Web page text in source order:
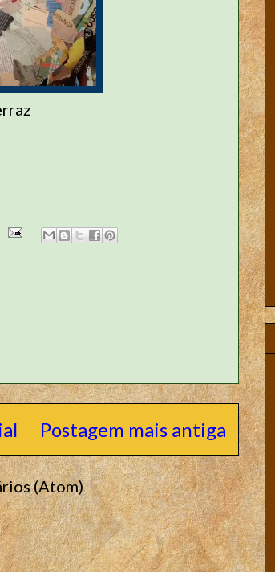
Postagem mais antiga
(Atom)